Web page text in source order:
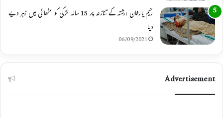
رحیم یارخان :رشتہ کے تنازعہ پر 15 سالہ لڑکی کو مٹھائی میں زہر دیے
دیا
06/09/2021
Advertisement